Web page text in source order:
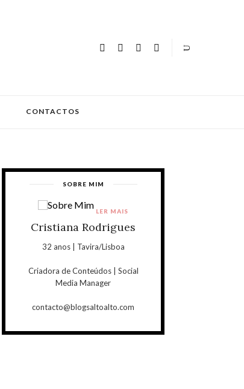
CONTACTOS
SOBRE MIM
Cristiana Rodrigues
32 anos | Tavira/Lisboa
Criadora de Conteúdos | Social
Media Manager
contacto@blogsaltoalto.com
LER MAIS